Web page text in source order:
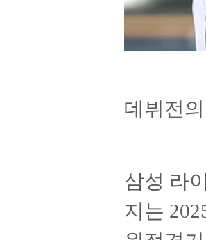
데뷔전
삼성 라
지는